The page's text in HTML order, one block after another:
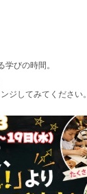
びの時間。
ジしてみてください。